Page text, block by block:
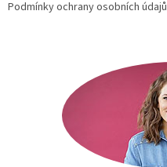
Podmínky ochrany osobních údajů